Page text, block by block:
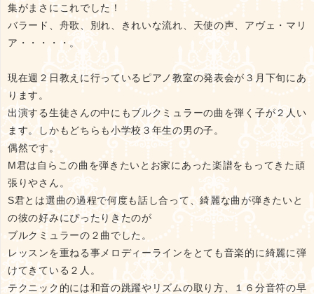
集がまさにこれでした！
バラード、舟歌、別れ、きれいな流れ、天使の声、アヴェ・マリ
ア・・・・・。
現在週２日教えに行っているピアノ教室の発表会が３月下旬にあ
ります。
出演する生徒さんの中にもブルクミュラーの曲を弾く子が２人い
ます。しかもどちらも小学校３年生の男の子。
偶然です。
M君は自らこの曲を弾きたいとお家にあった楽譜をもってきた頑
張りやさん。
S君とは選曲の過程で何度も話し合って、綺麗な曲が弾きたいと
の彼の好みにぴったりきたのが
ブルクミュラーの２曲でした。
レッスンを重ねる事メロディーラインをとても音楽的に綺麗に弾
けてきている２人。
テクニック的には和音の跳躍やリズムの取り方、１６分音符の早